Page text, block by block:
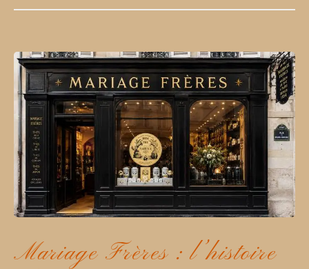
I
Q
U
E
D
U
T
H
É
B
O
E
Mariage Frères : l’histoire